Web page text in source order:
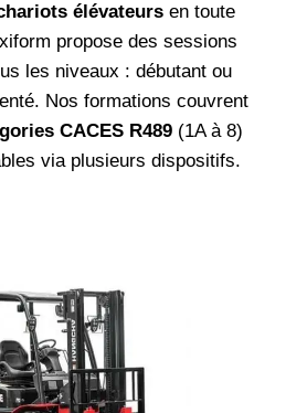
élévateurs en toute
propose des sessions
les niveaux : débutant ou
Nos formations couvrent
CACES R489 (1A à 8)
via plusieurs dispositifs.